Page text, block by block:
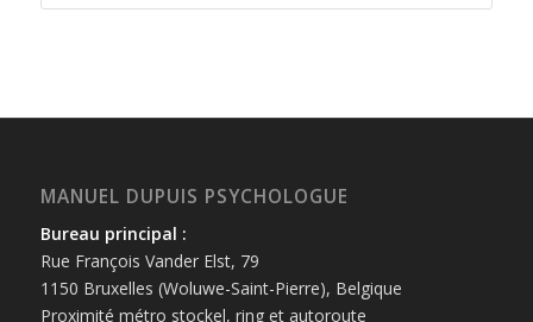
MANUEL DUPUIS PSYCHOLOGUE
Bureau principal :
Rue François Vander Elst, 79
1150 Bruxelles (Woluwe-Saint-Pierre), Belgique
Proximité métro stockel, ring et autoroute